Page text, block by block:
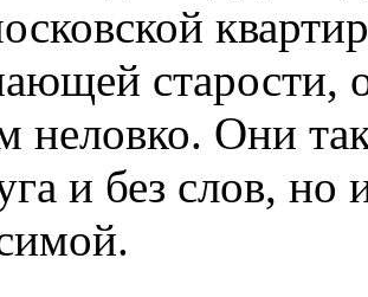
старости,
неловко. Они
и без слов, но